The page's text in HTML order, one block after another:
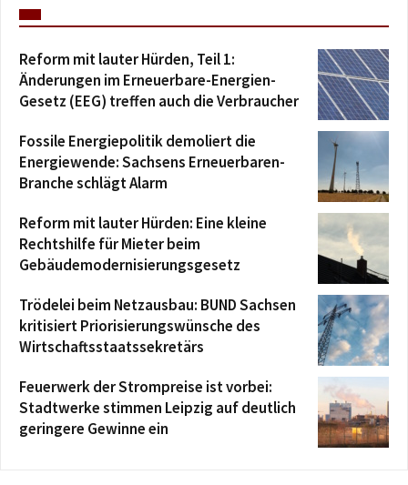
Reform mit lauter Hürden, Teil 1:
Änderungen im Erneuerbare-Energien-
Gesetz (EEG) treffen auch die Verbraucher
Fossile Energiepolitik demoliert die
Energiewende: Sachsens Erneuerbaren-
Branche schlägt Alarm
Reform mit lauter Hürden: Eine kleine
Rechtshilfe für Mieter beim
Gebäudemodernisierungsgesetz
Trödelei beim Netzausbau: BUND Sachsen
kritisiert Priorisierungswünsche des
Wirtschaftsstaatssekretärs
Feuerwerk der Strompreise ist vorbei:
Stadtwerke stimmen Leipzig auf deutlich
geringere Gewinne ein